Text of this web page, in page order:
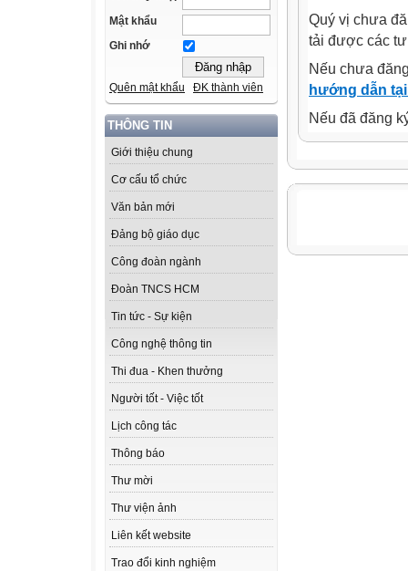
Mật khẩu
Ghi nhớ
Quên mật khẩu ĐK thành viên
THÔNG TIN
Giới thiệu chung
Cơ cấu tổ chức
Văn bản mới
Đảng bộ giáo dục
Công đoàn ngành
Đoàn TNCS HCM
Tin tức - Sự kiện
Công nghệ thông tin
Thi đua - Khen thưởng
Người tốt - Việc tốt
Lịch công tác
Thông báo
Thư mời
Thư viện ảnh
Liên kết website
Trao đổi kinh nghiệm
Quý vị chưa
tải được các
Nếu chưa
hướng dẫn
Nếu đã đăng